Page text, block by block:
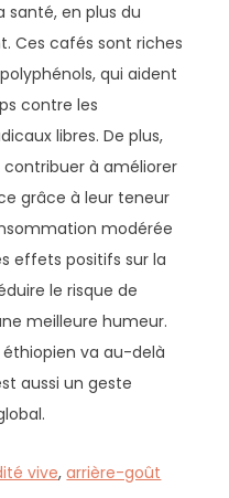
en plus du
Ces cafés sont riches
qui aident
contre les
libres. De plus,
à améliorer
grâce à leur teneur
modérée
effets positifs sur la
le risque de
meilleure humeur.
va au-delà
aussi un geste
vive,arrière-goût